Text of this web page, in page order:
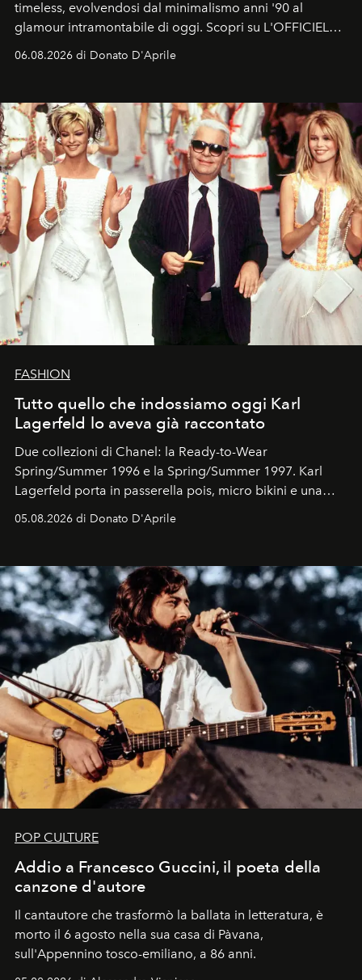
timeless, evolvendosi dal minimalismo anni '90 al
glamour intramontabile di oggi. Scopri su L'OFFICIEL
Italia la sua style evolution.
06.08.2026 di Donato D'Aprile
FASHION
Tutto quello che indossiamo oggi Karl
Lagerfeld lo aveva già raccontato
Due collezioni di Chanel: la Ready-to-Wear
Spring/Summer 1996 e la Spring/Summer 1997. Karl
Lagerfeld porta in passerella pois, micro bikini e una
logomania pensata per la spiaggia
Kate, Claudia e Carla una dietro l'altra. Trent'anni dopo,
uno dei documenti più contemporanei che abbiamo.
05.08.2026 di Donato D'Aprile
POP CULTURE
Addio a Francesco Guccini, il poeta della
canzone d'autore
Il cantautore che trasformò la ballata in letteratura, è
morto il 6 agosto nella sua casa di Pàvana,
sull'Appennino tosco-emiliano, a 86 anni.